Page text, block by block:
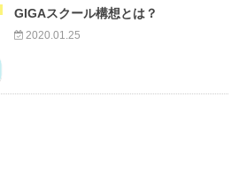
GIGAスクール構想とは？
2020.01.25